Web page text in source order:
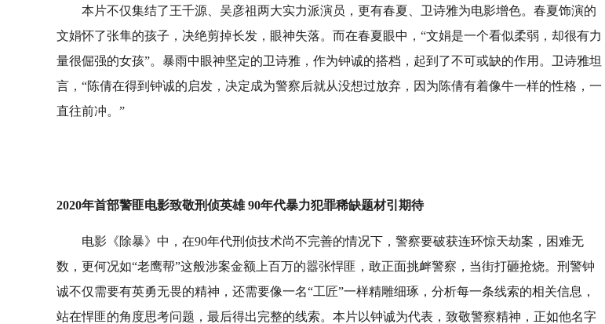
本片不仅集结了王千源、吴彦祖两大实力派演员，更有春夏、卫诗雅为电影增色。春夏饰演的
文娟怀了张隼的孩子，决绝剪掉长发，眼神失落。而在春夏眼中，“文娟是一个看似柔弱，却很有力
量很倔强的女孩”。暴雨中眼神坚定的卫诗雅，作为钟诚的搭档，起到了不可或缺的作用。卫诗雅坦
言，“陈倩在得到钟诚的启发，决定成为警察后就从没想过放弃，因为陈倩有着像牛一样的性格，一
直往前冲。”
2020年首部警匪电影致敬刑侦英雄 90年代暴力犯罪稀缺题材引期待
电影《除暴》中，在90年代刑侦技术尚不完善的情况下，警察要破获连环惊天劫案，困难无
数，更何况如“老鹰帮”这般涉案金额上百万的嚣张悍匪，敢正面挑衅警察，当街打砸抢烧。刑警钟
诚不仅需要有英勇无畏的精神，还需要像一名“工匠”一样精雕细琢，分析每一条线索的相关信息，
站在悍匪的角度思考问题，最后得出完整的线索。本片以钟诚为代表，致敬警察精神，正如他名字